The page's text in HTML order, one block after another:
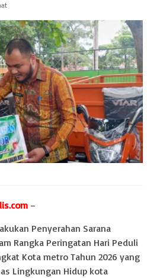
–
Penyerahan Sarana
Rangka Peringatan Hari Peduli
Kota metro Tahun 2026 yang
Lingkungan Hidup kota